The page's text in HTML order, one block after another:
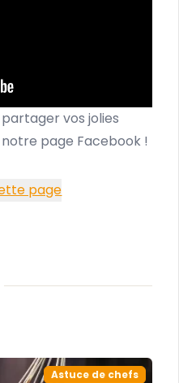
vos jolies
notre page Facebook !
cette page
page
Astuce de chefs